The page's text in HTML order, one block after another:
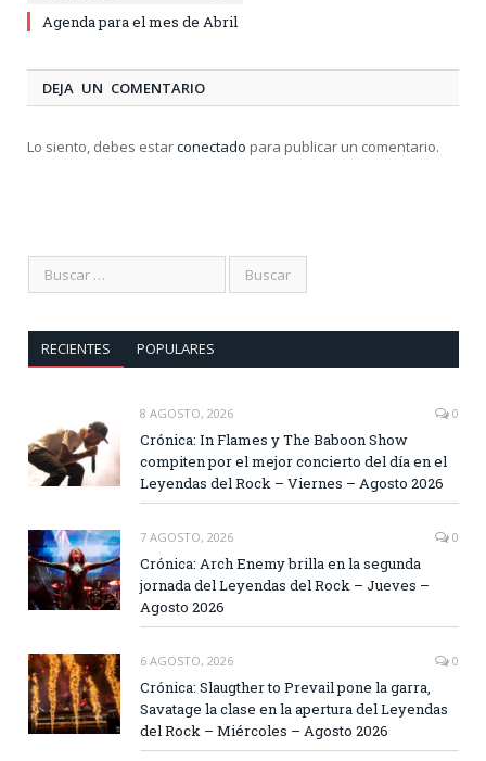
Agenda para el mes de Abril
DEJA UN COMENTARIO
Lo siento, debes estarconectado para publicar un comentario.
RECIENTES POPULARES
8 AGOSTO, 2026 0
Crónica: In Flames y The Baboon Show
compiten por el mejor concierto del día en el
Leyendas del Rock – Viernes – Agosto 2026
7 AGOSTO, 2026 0
Crónica: Arch Enemy brilla en la segunda
jornada del Leyendas del Rock – Jueves –
Agosto 2026
6 AGOSTO, 2026 0
Crónica: Slaugther to Prevail pone la garra,
Savatage la clase en la apertura del Leyendas
del Rock – Miércoles – Agosto 2026